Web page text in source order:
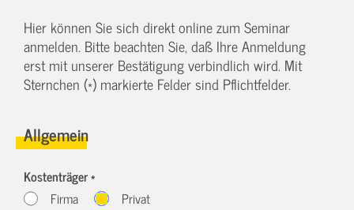
Hier können Sie sich direkt online zum Seminar
anmelden. Bitte beachten Sie, daß Ihre Anmeldung
erst mit unserer Bestätigung verbindlich wird. Mit
Sternchen (*) markierte Felder sind Pflichtfelder.
Allgemein
Kostenträger *
Firma
Privat